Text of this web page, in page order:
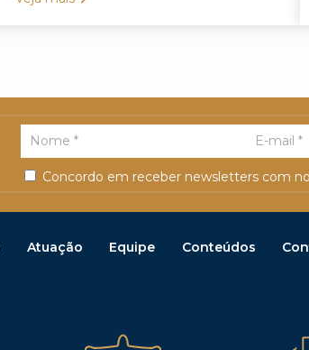
Concordo em receber newsletters com
Atuação Equipe Conteúdos